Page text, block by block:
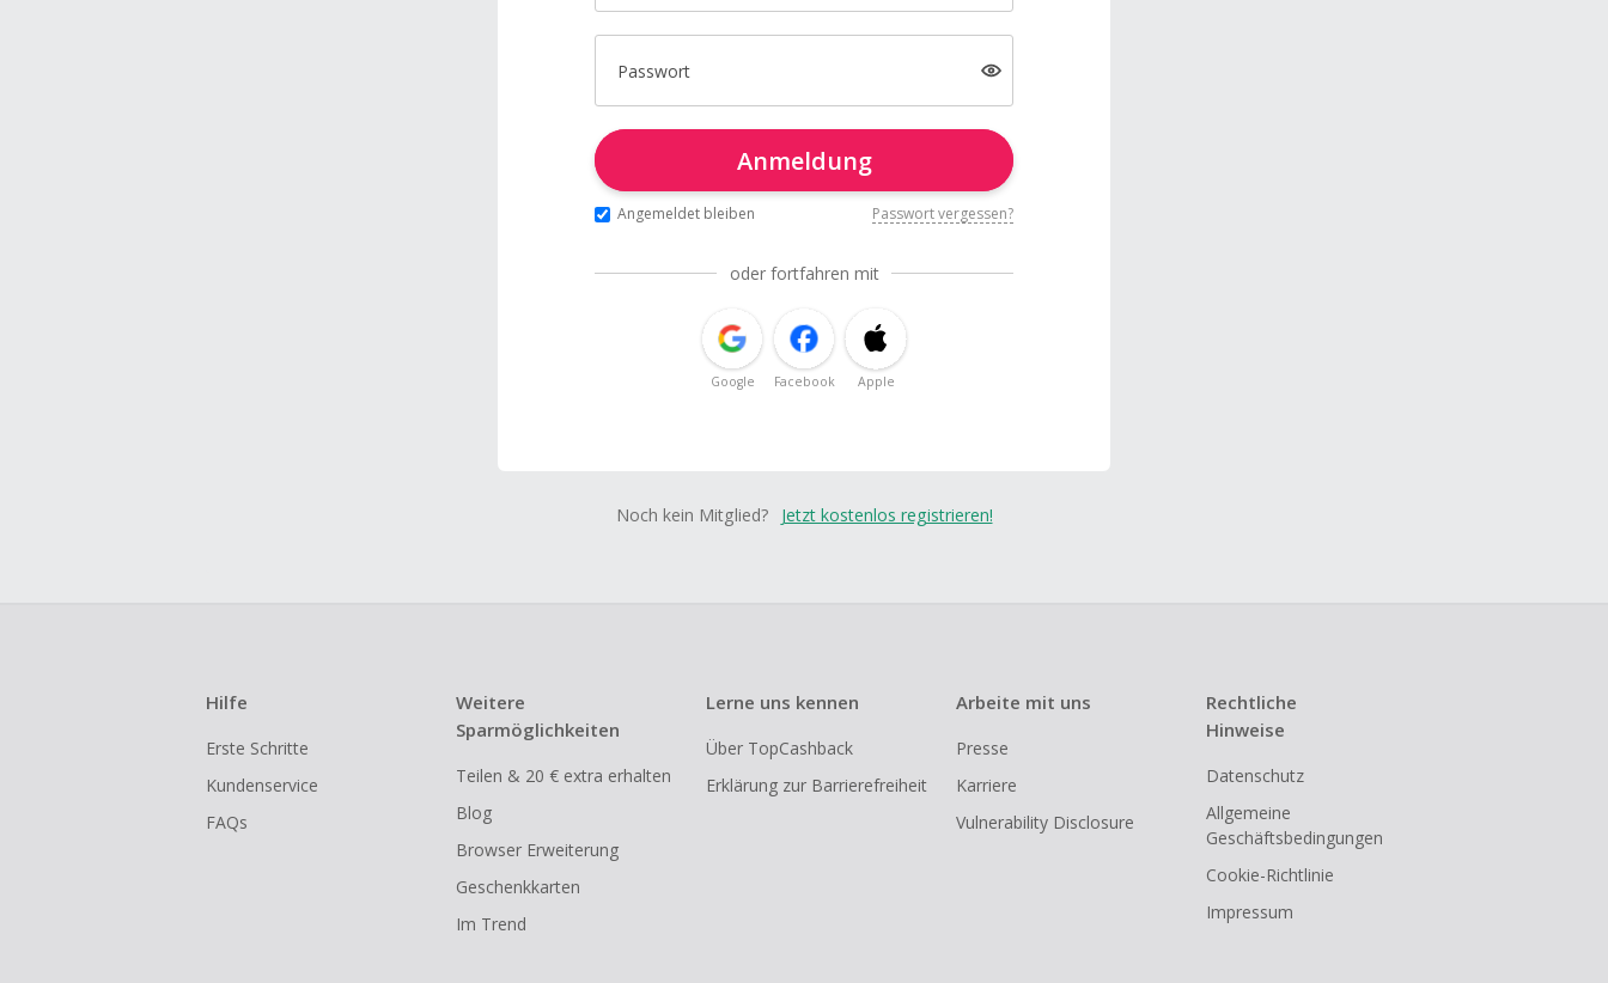
Passwort
Anmeldung
Angemeldet bleiben Passwort vergessen?
oder fortfahren mit
Google Facebook Apple
Noch kein Mitglied? Jetzt kostenlos registrieren!
Hilfe
Erste Schritte
Kundenservice
FAQs
Weitere
Sparmöglichkeiten
Teilen & 20 € extra erhalten
Blog
Browser Erweiterung
Geschenkkarten
Im Trend
Lerne uns kennen
Über TopCashback
Erklärung zur Barrierefreiheit
Arbeite mit uns
Presse
Karriere
Vulnerability Disclosure
Rechtliche
Hinweise
Datenschutz
Allgemeine
Geschäftsbedingungen
Cookie-Richtlinie
Impressum